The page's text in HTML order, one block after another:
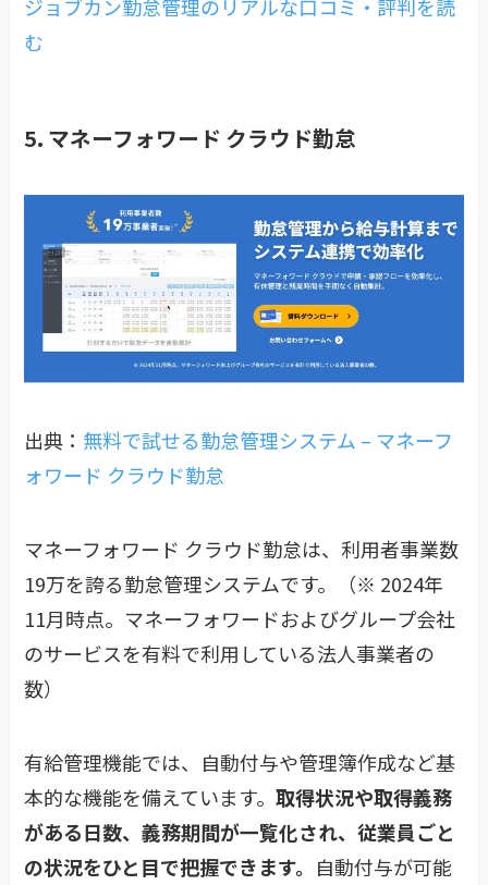
ジョブカン勤怠管理のリアルな口コミ・評判を読
む
5. マネーフォワード クラウド勤怠
出典： 無料で試せる勤怠管理システム – マネーフ
ォワード クラウド勤怠
マネーフォワード クラウド勤怠は、利用者事業数
19万を誇る勤怠管理システムです。（※ 2024年
11月時点。マネーフォワードおよびグループ会社
のサービスを有料で利用している法人事業者の
数）
有給管理機能では、自動付与や管理簿作成など基
本的な機能を備えています。取得状況や取得義務
がある日数、義務期間が一覧化され、従業員ごと
の状況をひと目で把握できます。 自動付与が可能